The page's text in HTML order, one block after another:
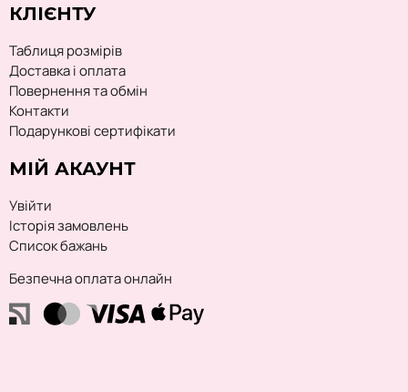
КЛІЄНТУ
Таблиця розмірів
Доставка і оплата
Повернення та обмін
Контакти
Подарункові сертифікати
МІЙ АКАУНТ
Увійти
Історія замовлень
Список бажань
Безпечна оплата онлайн